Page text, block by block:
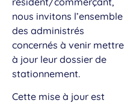
nous invitons l’ensemble
des administrés
concernés à venir mettre
à jour leur dossier de
stationnement.
Cette mise à jour est